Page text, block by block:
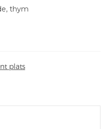
thym
plats